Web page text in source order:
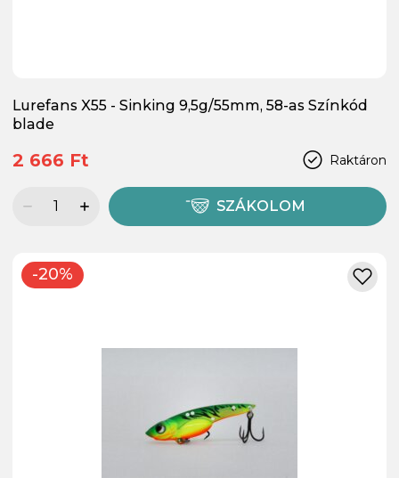
Lurefans X55 - Sinking 9,5g/55mm, 58-as Színkód
blade
Raktáron
2 666 Ft
SZÁKOLOM
-20%